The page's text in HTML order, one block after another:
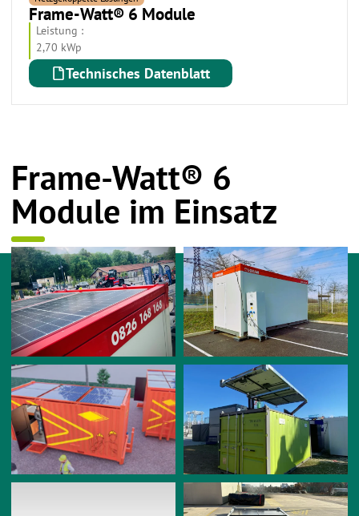
Frame-Watt® 6 Module
Leistung :
2,70 kWp
Technisches Datenblatt
Frame-Watt® 6
Module im Einsatz